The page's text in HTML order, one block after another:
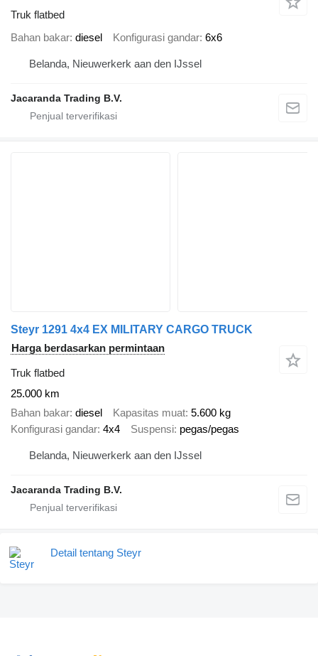
Truk flatbed
Bahan bakar diesel Konfigurasi gandar 6x6
Belanda, Nieuwerkerk aan den IJssel
Jacaranda Trading B.V.
Steyr 1291 4x4 EX MILITARY CARGO TRUCK
Harga berdasarkan permintaan
Truk flatbed
25.000 km
Bahan bakar diesel Kapasitas muat 5.600 kg
Konfigurasi gandar 4x4 Suspensi pegas/pegas
Belanda, Nieuwerkerk aan den IJssel
Jacaranda Trading B.V.
Detail tentang Steyr